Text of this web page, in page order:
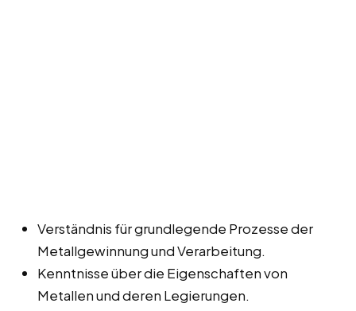
Verständnis für grundlegende Prozesse der
Metallgewinnung und Verarbeitung.
Kenntnisse über die Eigenschaften von
Metallen und deren Legierungen.